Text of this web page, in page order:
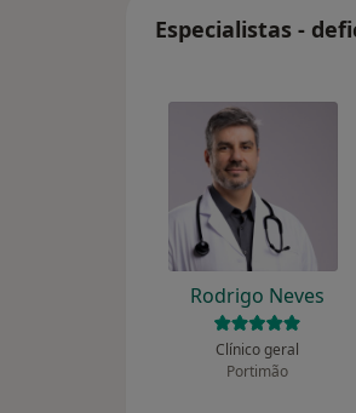
Especialistas -
Rodrigo Neves
Clínico geral
Portimão